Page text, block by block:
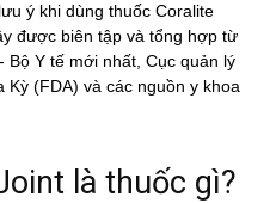
ý khi dùng thuốc Coralite
được biên tập và tổng hợp từ
Bộ Y tế mới nhất, Cục quản lý
(FDA) và các nguồn y khoa
là thuốc gì?